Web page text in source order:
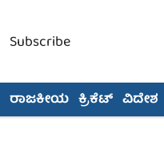
Subscribe
ರಾಜಕೀಯ ಕ್ರಿಕೆಟ್ ವಿದೇಶ